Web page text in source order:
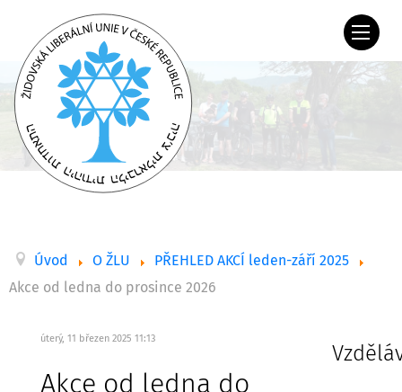
Úvod O ŽLU
PŘEHLED AKCÍ leden-září 2025
Akce od ledna do prosince 2026
úterý, 11 březen 2025 11:13
Akce od ledna do